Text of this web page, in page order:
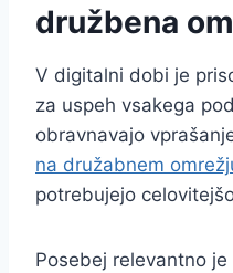
družbena
V digitalni dobi je
za uspeh vsakega
obravnavajo
na družabnem
potrebujejo
Posebej relevantno je